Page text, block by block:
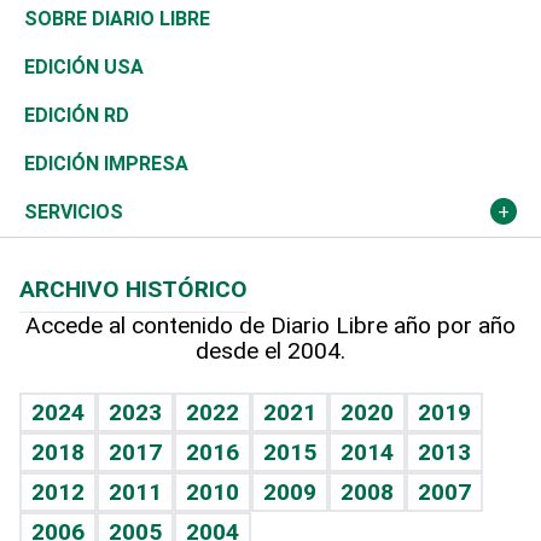
José Boquete
Reportajes
Asia
África
Ocenanía
Caribe
Resto del mundo
Consumo
Vivienda
Telecom.
Global y variable
Economía personal
Belleza
Buena Vida
Sociales
Novedades
Podcast Arte Libre
Hablando con el pediatra
Vida y familia
Eñe
Celebrando la vida
Golf
Ciclismo
Tenis
Olimpismo
Más deportes
Línea de hit
TBT Deportivo
De buena tinta
En Directo
El Espía
Noticiero Poteleche
Columnistas
Más firmas
Clima
Tecnología
Historia
Martes de tecnología
Cambio climático
Mundo
Economía
Revista
Deportes
Opinión
Hecho en casa
Guía del dinero
SOBRE DIARIO LIBRE
EDICIÓN USA
EDICIÓN RD
EDICIÓN IMPRESA
SERVICIOS
Cumpleaños
Horóscopos
Crucigramas
ARCHIVO HISTÓRICO
Accede al contenido de Diario Libre año por año
desde el 2004.
2024 2023 2022 2021 2020
2019
2018
2017 2016 2015 2014
2013
2012
2011 2010 2009 2008
2007
2006
2005 2004